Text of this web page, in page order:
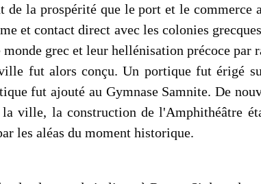
la prospérité que le port et le
et contact direct avec les colonies
grec et leur hellénisation précoce par
fut alors conçu. Un portique fut érigé
fut ajouté au Gymnase Samnite. De
ville, la construction de l'Amphithéâtre
les aléas du moment historique.